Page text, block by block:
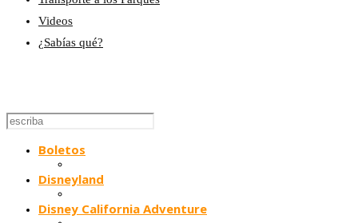
Videos
¿Sabías qué?
Boletos
Disneyland
Disney California Adventure